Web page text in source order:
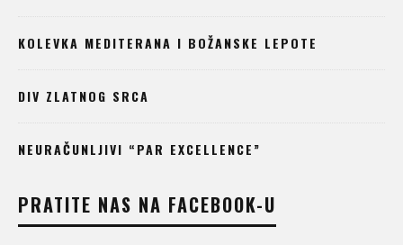
KOLEVKA MEDITERANA I BOŽANSKE LEPOTE
DIV ZLATNOG SRCA
NEURAČUNLJIVI “PAR EXCELLENCE”
PRATITE NAS NA FACEBOOK-U